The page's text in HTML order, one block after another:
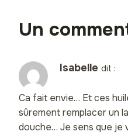
Un
Isabelle dit :
Ca fait envie… Et ces
sûrement remplacer un
douche… Je sens que je